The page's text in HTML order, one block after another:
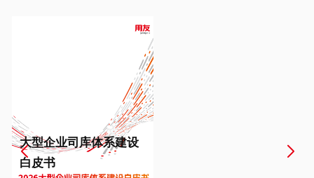
Europe
大型企业司库体系建设
白皮书